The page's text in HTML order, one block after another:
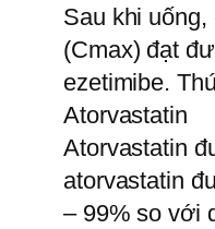
Sau khi
(Cmax) đạt
ezetimibe.
Atorvastatin
Atorvastatin
atorvastatin
– 99% so với